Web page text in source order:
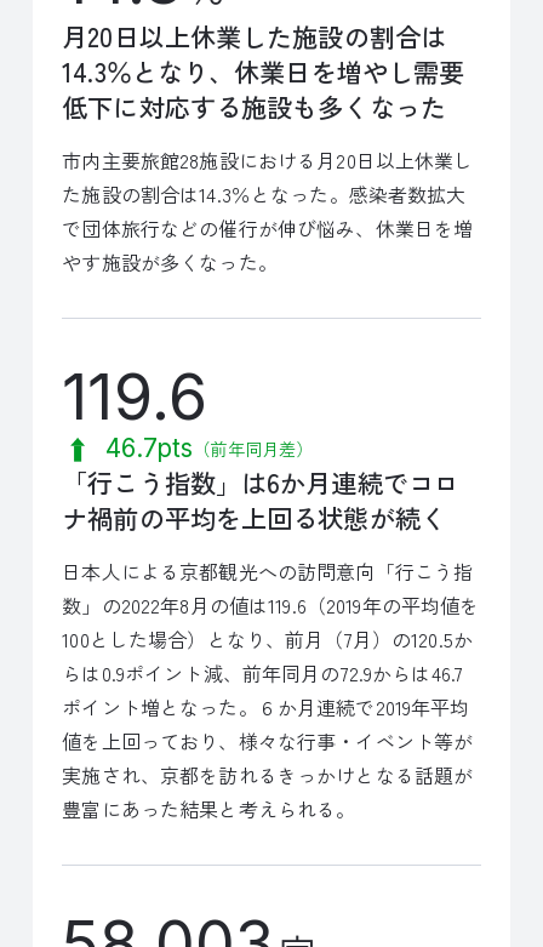
月20日以上休業した施設の割合は
14.3％となり、休業日を増やし需要
低下に対応する施設も多くなった
市内主要旅館28施設における月20日以上休業し
た施設の割合は14.3％となった。感染者数拡大
で団体旅行などの催行が伸び悩み、休業日を増
やす施設が多くなった。
119.6
46.7pts （前年同月差）
「行こう指数」は6か月連続でコロ
ナ禍前の平均を上回る状態が続く
日本人による京都観光への訪問意向「行こう指
数」の2022年8月の値は119.6（2019年の平均値を
100とした場合）となり、前月（7月）の120.5か
らは0.9ポイント減、前年同月の72.9からは46.7
ポイント増となった。６か月連続で2019年平均
値を上回っており、様々な行事・イベント等が
実施され、京都を訪れるきっかけとなる話題が
豊富にあった結果と考えられる。